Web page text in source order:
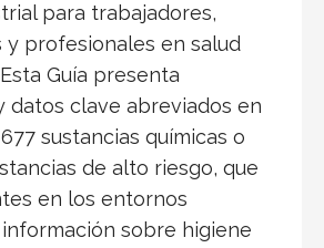
para trabajadores,
y profesionales en salud
Guía presenta
datos clave abreviados en
sustancias químicas o
de alto riesgo, que
en los entornos
información sobre higiene